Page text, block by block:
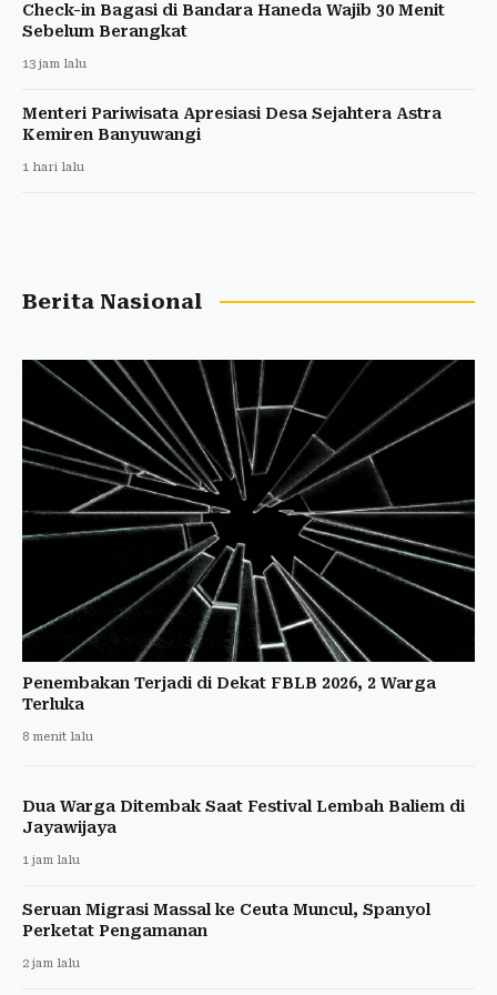
Check-in Bagasi di Bandara Haneda Wajib 30 Menit
Sebelum Berangkat
13 jam lalu
Menteri Pariwisata Apresiasi Desa Sejahtera Astra
Kemiren Banyuwangi
1 hari lalu
Berita Nasional
Penembakan Terjadi di Dekat FBLB 2026, 2 Warga
Terluka
8 menit lalu
Dua Warga Ditembak Saat Festival Lembah Baliem di
Jayawijaya
1 jam lalu
Seruan Migrasi Massal ke Ceuta Muncul, Spanyol
Perketat Pengamanan
2 jam lalu